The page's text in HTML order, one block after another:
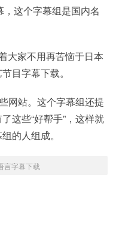
这个字幕组是国内名
大家不用再苦恼于日本
目字幕下载。
网站。这个字幕组还提
这些“好帮手”，这样就
的人组成。
言字幕下载